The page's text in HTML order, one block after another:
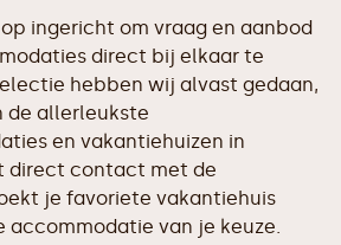
ingericht om vraag en aanbod
direct bij elkaar te
hebben wij alvast gedaan,
de allerleukste
en vakantiehuizen in
direct contact met de
je favoriete vakantiehuis
accommodatie van je keuze.